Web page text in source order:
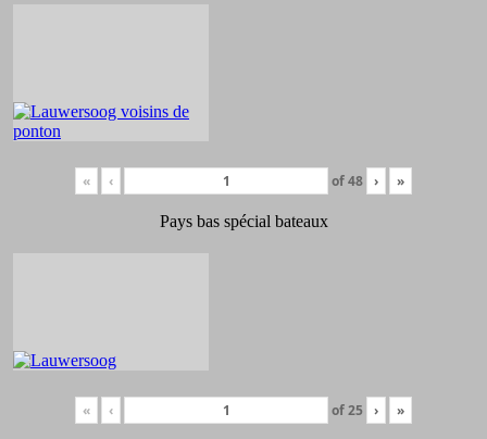
« ‹ of48 › »
Pays bas spécial bateaux
« ‹ of25 › »